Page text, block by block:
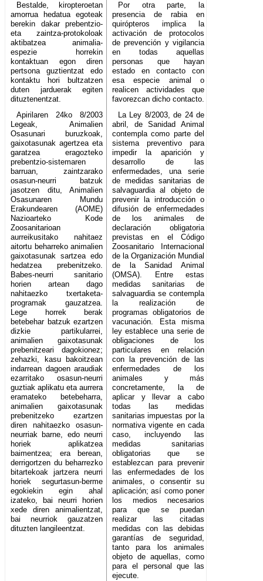
Bestalde, kiropteroetan
amorrua hedatua egoteak
berekin dakar prebentzio-
eta zaintza-protokoloak
aktibatzea animalia-
espezie horrekin
kontaktuan egon diren
pertsona guztientzat edo
kontaktu hori bultzatzen
duten jarduerak egiten
dituztenentzat.
Por otra parte, la
presencia de rabia en
quirópteros implica la
activación de protocolos
de prevención y vigilancia
en todas aquellas
personas que hayan
estado en contacto con
esa especie animal o
realicen actividades que
favorezcan dicho contacto.
Apirilaren 24ko 8/2003
Legeak, Animalien
Osasunari buruzkoak,
gaixotasunak agertzea eta
garatzea eragozteko
prebentzio-sistemaren
barruan, zaintzarako
osasun-neurri batzuk
jasotzen ditu, Animalien
Osasunaren Mundu
Erakundearen (AOME)
Nazioarteko Kode
Zoosanitarioan
aurreikusitako nahitaez
aitortu beharreko animalien
gaixotasunak sartzea edo
hedatzea prebenitzeko.
Babes-neurri sanitario
horien artean dago
nahitaezko txertaketa-
programak gauzatzea.
Lege horrek berak
betebehar batzuk ezartzen
dizkie partikularrei,
animalien gaixotasunak
prebenitzeari dagokionez;
zehazki, kasu bakoitzean
indarrean dagoen araudiak
ezarritako osasun-neurri
guztiak aplikatu eta aurrera
eramateko betebeharra,
animalien gaixotasunak
prebenitzeko ezartzen
diren nahitaezko osasun-
neurriak barne, edo neurri
horiek aplikatzea
baimentzea; era berean,
derrigortzen du beharrezko
bitartekoak jartzera neurri
horiek segurtasun-berme
egokiekin egin ahal
izateko, bai neurri horien
xede diren animalientzat,
bai neurriok gauzatzen
dituzten langileentzat.
La Ley 8/2003, de 24 de
abril, de Sanidad Animal
contempla como parte del
sistema preventivo para
impedir la aparición y
desarrollo de las
enfermedades, una serie
de medidas sanitarias de
salvaguardia al objeto de
prevenir la introducción o
difusión de enfermedades
de los animales de
declaración obligatoria
previstas en el Código
Zoosanitario Internacional
de la Organización Mundial
de la Sanidad Animal
(OMSA). Entre estas
medidas sanitarias de
salvaguardia se contempla
la realización de
programas obligatorios de
vacunación. Esta misma
ley establece una serie de
obligaciones de los
particulares en relación
con la prevención de las
enfermedades de los
animales y más
concretamente, la de
aplicar y llevar a cabo
todas las medidas
sanitarias impuestas por la
normativa vigente en cada
caso, incluyendo las
medidas sanitarias
obligatorias que se
establezcan para prevenir
las enfermedades de los
animales, o consentir su
aplicación; así como poner
los medios necesarios
para que se puedan
realizar las citadas
medidas con las debidas
garantías de seguridad,
tanto para los animales
objeto de aquellas, como
para el personal que las
ejecute.